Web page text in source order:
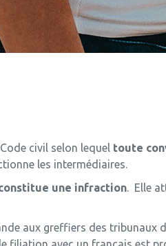
civil selon lequel toute
les intermédiaires.
une infraction. Elle
aux greffiers des tribunaux